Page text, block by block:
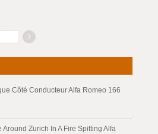
Côté Conducteur Alfa Romeo 166
Around Zurich In A Fire Spitting Alfa